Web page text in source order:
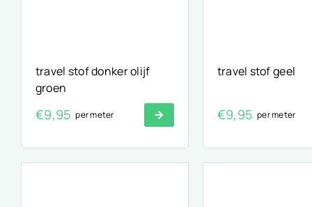
travel stof donker olijf
groen
€9,95 per meter
travel stof geel
€9,95 per meter